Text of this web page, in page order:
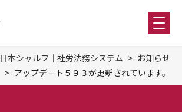
日本シャルフ｜社労法務システム
お知らせ
アップデート５９３が更新されています。